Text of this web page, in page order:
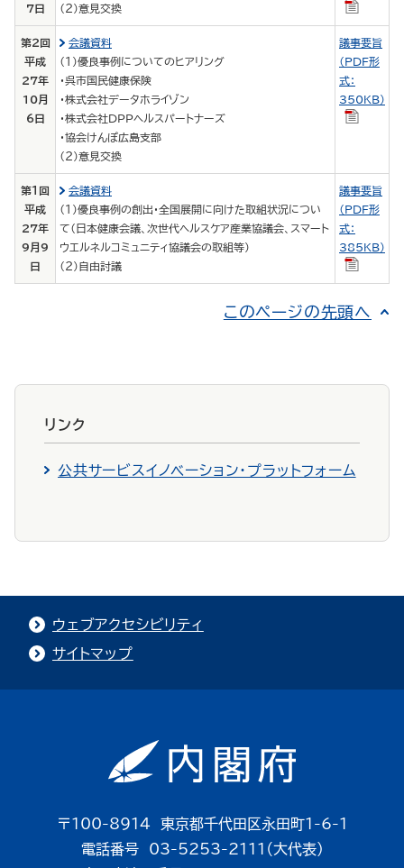
7日
（２）意見交換
第２回
平成
27年
10月
6日
会議資料
（１）優良事例についてのヒアリング
・呉市国民健康保険
・株式会社データホライゾン
・株式会社ＤＰＰヘルスパートナーズ
・協会けんぽ広島支部
（２）意見交換
議事要旨
（PDF形
式：
350KB）
第１回
平成
27年
9月9
日
会議資料
（１）優良事例の創出・全国展開に向けた取組状況につい
て（日本健康会議、次世代ヘルスケア産業協議会、スマート
ウエルネルコミュニティ協議会の取組等）
（２）自由討議
議事要旨
（PDF形
式：
385KB）
このページの先頭へ
リンク
公共サービスイノベーション・プラットフォーム
ウェブアクセシビリティ
サイトマップ
〒100-8914 東京都千代田区永田町1-6-1
電話番号 03-5253-2111（大代表）